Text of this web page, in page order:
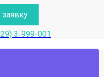
заявку
3-999-001